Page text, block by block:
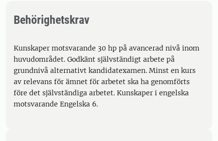
Behörighetskrav
Kunskaper motsvarande 30 hp på avancerad nivå inom
huvudområdet. Godkänt självständigt arbete på
grundnivå alternativt kandidatexamen. Minst en kurs
av relevans för ämnet för arbetet ska ha genomförts
före det självständiga arbetet. Kunskaper i engelska
motsvarande Engelska 6.